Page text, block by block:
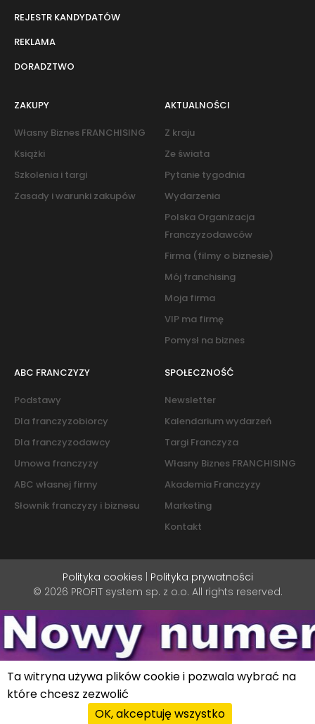
REJESTR KANDYDATÓW
REKLAMA
DORADZTWO
ZAKUPY
Własny Biznes FRANCHISING
Książki
Szkolenia i targi
Zasady i warunki zakupów
AKTUALNOŚCI
Z kraju
Ze świata
Pytanie tygodnia
Wydarzenia
Polska Organizacja
Franczyzodawców
Firma (filmy o biznesie)
Mój franchising
Moja firma
VIP ma firmę
Pomysł na biznes
ABC FRANCZYZY
Podstawy
Dla franczyzobiorcy
Dla franczyzodawcy
Umowa franczyzy
ABC własnej firmy
Słownik franczyzy i biznesu
SPOŁECZNOŚĆ
Newsletter
Kalendarium wydarzeń
Targi Franczyza
Własny Biznes FRANCHISING
Akademia Franczyzy
Marketing
Kontakt
Polityka cookies | Polityka prywatności
© 2026 PROFIT system sp. z o.o. All rights reserved.
Ta witryna używa plików cookie i pozwala wybrać na
które chcesz zezwolić
OK, akceptuję wszystko